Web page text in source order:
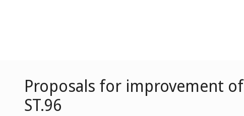
Proposals for improvement
ST.96